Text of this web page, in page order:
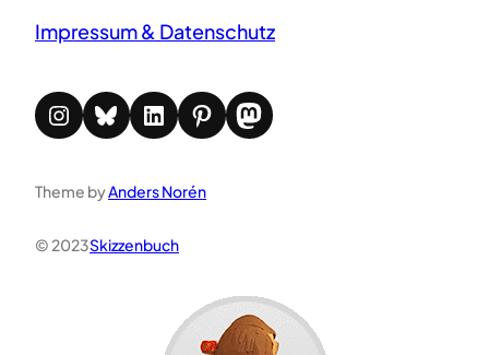
Impressum & Datenschutz
Instagram Bluesky LinkedIn Pinterest Mastodon
Theme byAnders Norén
© 2023Skizzenbuch